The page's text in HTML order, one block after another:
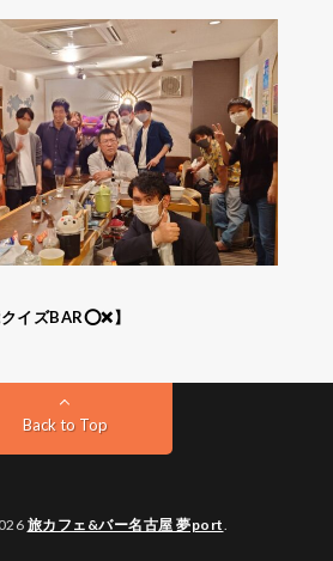
イズBAR⭕❌】
Back to Top
旅カフェ&バー名古屋 夢port